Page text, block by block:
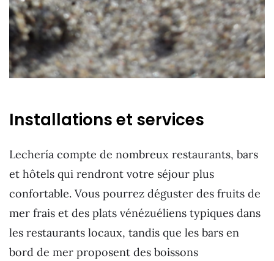
Installations et services
Lechería compte de nombreux restaurants, bars
et hôtels qui rendront votre séjour plus
confortable. Vous pourrez déguster des fruits de
mer frais et des plats vénézuéliens typiques dans
les restaurants locaux, tandis que les bars en
bord de mer proposent des boissons